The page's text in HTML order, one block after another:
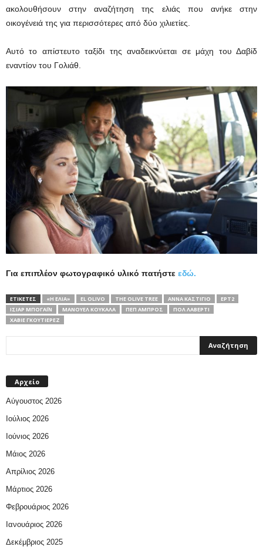
ακολουθήσουν στην αναζήτηση της ελιάς που ανήκε στην
οικογένειά της για περισσότερες από δύο χιλιετίες.
Αυτό το απίστευτο ταξίδι της αναδεικνύεται σε μάχη του Δαβίδ
εναντίον του Γολιάθ.
Για επιπλέον φωτογραφικό υλικό πατήστε εδώ.
ΕΤΙΚΕΤΕΣ «Η ΕΛΙΆ» EL OLIVO THE OLIVE TREE ΆΝΝΑ ΚΑΣΤΊΓΙΟ
ΕΡΤ2
ΙΣΙΆΡ ΜΠΟΓΑΪ́Ν
ΜΑΝΟΥΈΛ ΚΟΥΚΆΛΑ ΠΕΠ ΆΜΠΡΟΣ
ΠΟΛ ΛΆΒΕΡΤΙ
ΧΑΒΙΈ ΓΚΟΥΤΙΈΡΕΖ
Αρχείο
Αύγουστος 2026
Ιούλιος 2026
Ιούνιος 2026
Μάιος 2026
Απρίλιος 2026
Μάρτιος 2026
Φεβρουάριος 2026
Ιανουάριος 2026
Δεκέμβριος 2025